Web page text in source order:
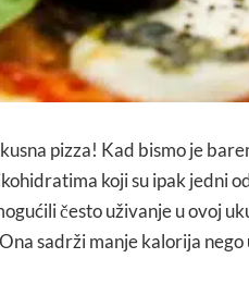
pizza! Kad bismo je
koji su ipak jedni
često uživanje u ovoj
sadrži manje kalorija